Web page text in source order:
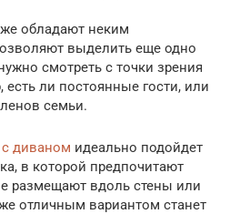
обладают неким
выделить еще одно
смотреть с точки зрения
ли постоянные гости, или
семьи.
с диваном идеально подойдет
в которой предпочитают
размещают вдоль стены или
отличным вариантом станет